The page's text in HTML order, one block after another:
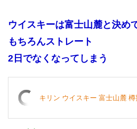
ウイスキーは富士山麓と決め
もちろんストレート
2日でなくなってしまう
キリン ウイスキー 富士山麓